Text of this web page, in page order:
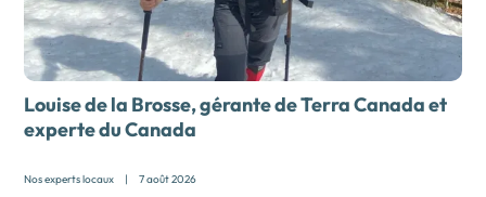
Louise de la Brosse, gérante de Terra Canada et
experte du Canada
Nos experts locaux | 7 août 2026